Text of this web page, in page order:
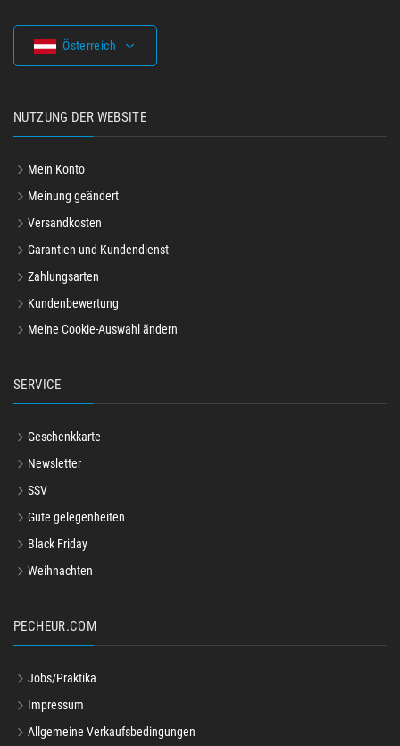
Österreich
NUTZUNG DER WEBSITE
Mein Konto
Meinung geändert
Versandkosten
Garantien und Kundendienst
Zahlungsarten
Kundenbewertung
Meine Cookie-Auswahl ändern
SERVICE
Geschenkkarte
Newsletter
SSV
Gute gelegenheiten
Black Friday
Weihnachten
PECHEUR.COM
Jobs/Praktika
Impressum
Allgemeine Verkaufsbedingungen